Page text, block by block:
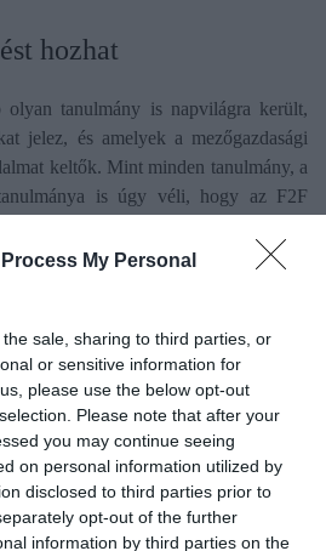
My Personal
sale, sharing to third parties, or
or sensitive information for
please use the below opt-out
Please note that after your
you may continue seeing
on personal information utilized by
disclosed to third parties prior to
opt-out of the further
information by third parties on the
hozhat
tanulmány is napvilágra került,
jelez, és amelyek a mezőgazdasági
keltők. Mint minden tanulmány, a
is úgy véli, hogy az F2F
kal, a tejé 6,3%-kal, a gabonaféléké
20%-kal csökkenne az EU-ban.
tanulmány szerint az F2F stratégia
lesz hatékony. Bár a stratégia
109 millió CO2-egyenértéknyi
az üvegházhatású gázok uniós
ezt a látszólagosan kedvező hatást
ágazatban (földhasználat,
erdőgazdálkodás) a CO2-tárolás 50
történő csökkenése, és az uniós